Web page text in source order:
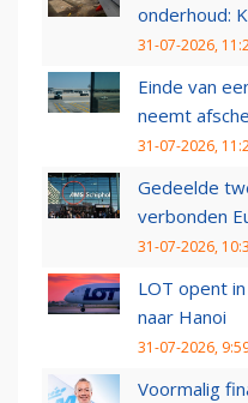
onderhoud:
31-07-2026,
Einde van
neemt
31-07-2026,
Gedeelde
verbonden
31-07-2026,
LOT opent
naar Hanoi
31-07-2026,
Voormalig